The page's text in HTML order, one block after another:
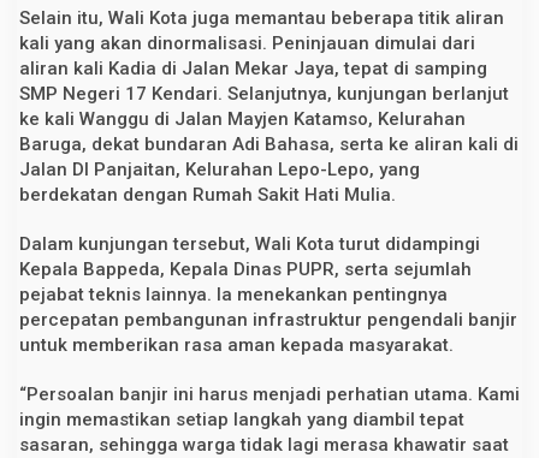
Selain itu, Wali Kota juga memantau beberapa titik aliran
kali yang akan dinormalisasi. Peninjauan dimulai dari
aliran kali Kadia di Jalan Mekar Jaya, tepat di samping
SMP Negeri 17 Kendari. Selanjutnya, kunjungan berlanjut
ke kali Wanggu di Jalan Mayjen Katamso, Kelurahan
Baruga, dekat bundaran Adi Bahasa, serta ke aliran kali di
Jalan DI Panjaitan, Kelurahan Lepo-Lepo, yang
berdekatan dengan Rumah Sakit Hati Mulia.
Dalam kunjungan tersebut, Wali Kota turut didampingi
Kepala Bappeda, Kepala Dinas PUPR, serta sejumlah
pejabat teknis lainnya. Ia menekankan pentingnya
percepatan pembangunan infrastruktur pengendali banjir
untuk memberikan rasa aman kepada masyarakat.
“Persoalan banjir ini harus menjadi perhatian utama. Kami
ingin memastikan setiap langkah yang diambil tepat
sasaran, sehingga warga tidak lagi merasa khawatir saat